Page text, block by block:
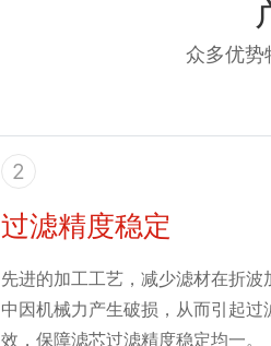
众多优势
2
过滤精度稳定
先进的加工工艺，减少滤材在折波
中因机械力产生破损，从而引起过
效，保障滤芯过滤精度稳定均一。